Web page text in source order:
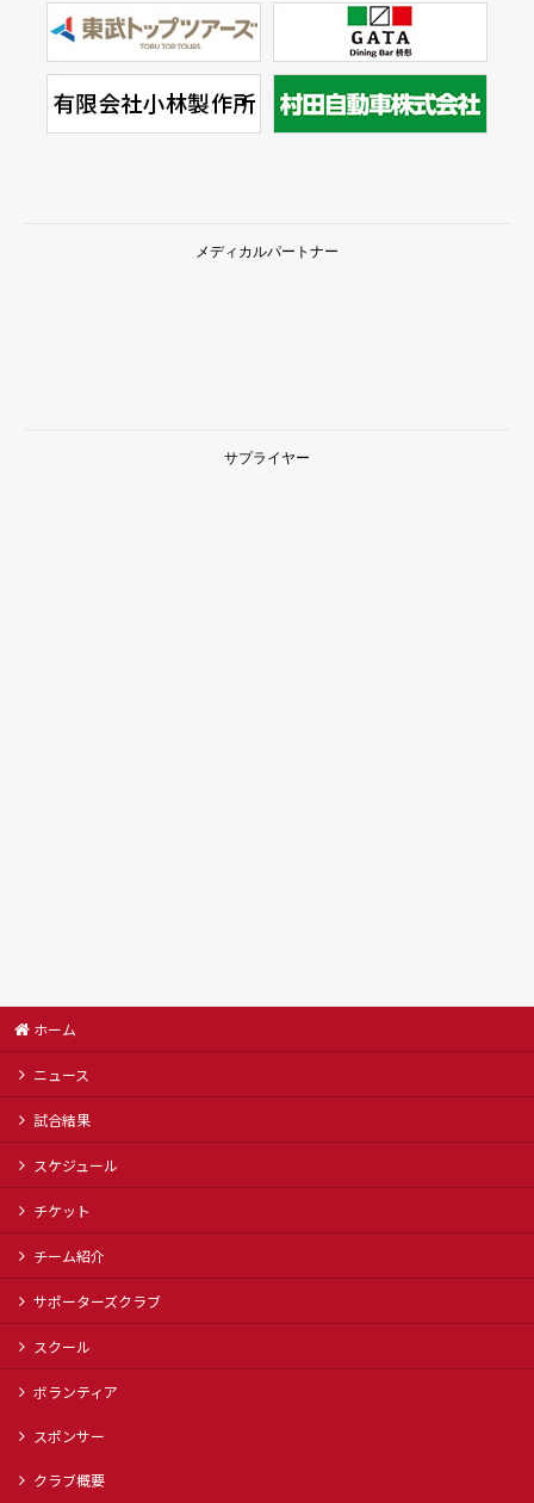
メディカルパートナー
サプライヤー
ホーム
ニュース
試合結果
スケジュール
チケット
チーム紹介
サポーターズクラブ
スクール
ボランティア
スポンサー
クラブ概要